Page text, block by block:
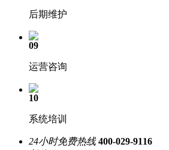
后期维护
09
运营咨询
10
系统培训
24小时免费热线 400-029-9116